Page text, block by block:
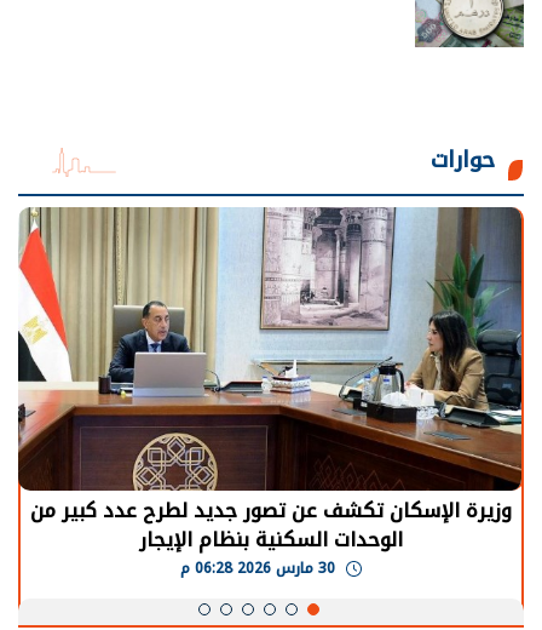
حوارات
وزيرة الإسكان تكشف عن تصور جديد لطرح عدد كبير من
الوحدات السكنية بنظام الإيجار